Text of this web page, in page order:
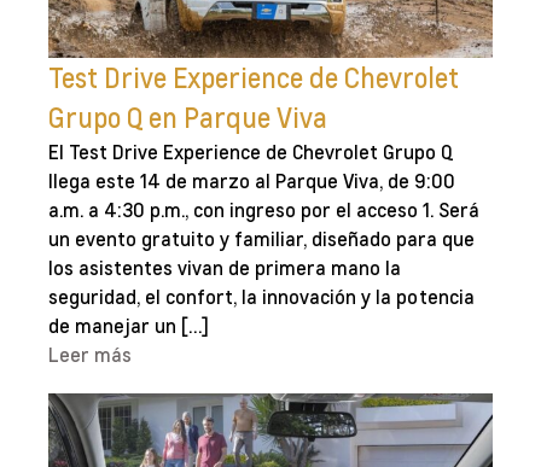
Test Drive Experience de Chevrolet
Grupo Q en Parque Viva
El Test Drive Experience de Chevrolet Grupo Q
llega este 14 de marzo al Parque Viva, de 9:00
a.m. a 4:30 p.m., con ingreso por el acceso 1. Será
un evento gratuito y familiar, diseñado para que
los asistentes vivan de primera mano la
seguridad, el confort, la innovación y la potencia
de manejar un […]
Leer más